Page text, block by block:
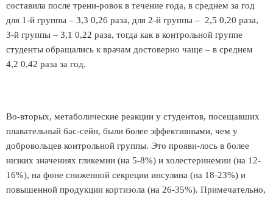
составила после трени-ровок в течение года, в среднем за год
для 1-й группы – 3,3 0,26 раза, для 2-й группы – 2,5 0,20 раза,
3-й группы – 3,1 0,22 раза, тогда как в контрольной группе
студенты обращались к врачам достоверно чаще – в среднем
4,2 0,42 раза за год.
Во-вторых, метаболические реакции у студентов, посещавших
плавательный бас-сейн, были более эффективными, чем у
добровольцев контрольной группы. Это прояви-лось в более
низких значениях гликемии (на 5-8%) и холестеринемии (на 12-
16%), на фоне сниженной секреции инсулина (на 18-23%) и
повышенной продукции кортизола (на 26-35%). Примечательно,